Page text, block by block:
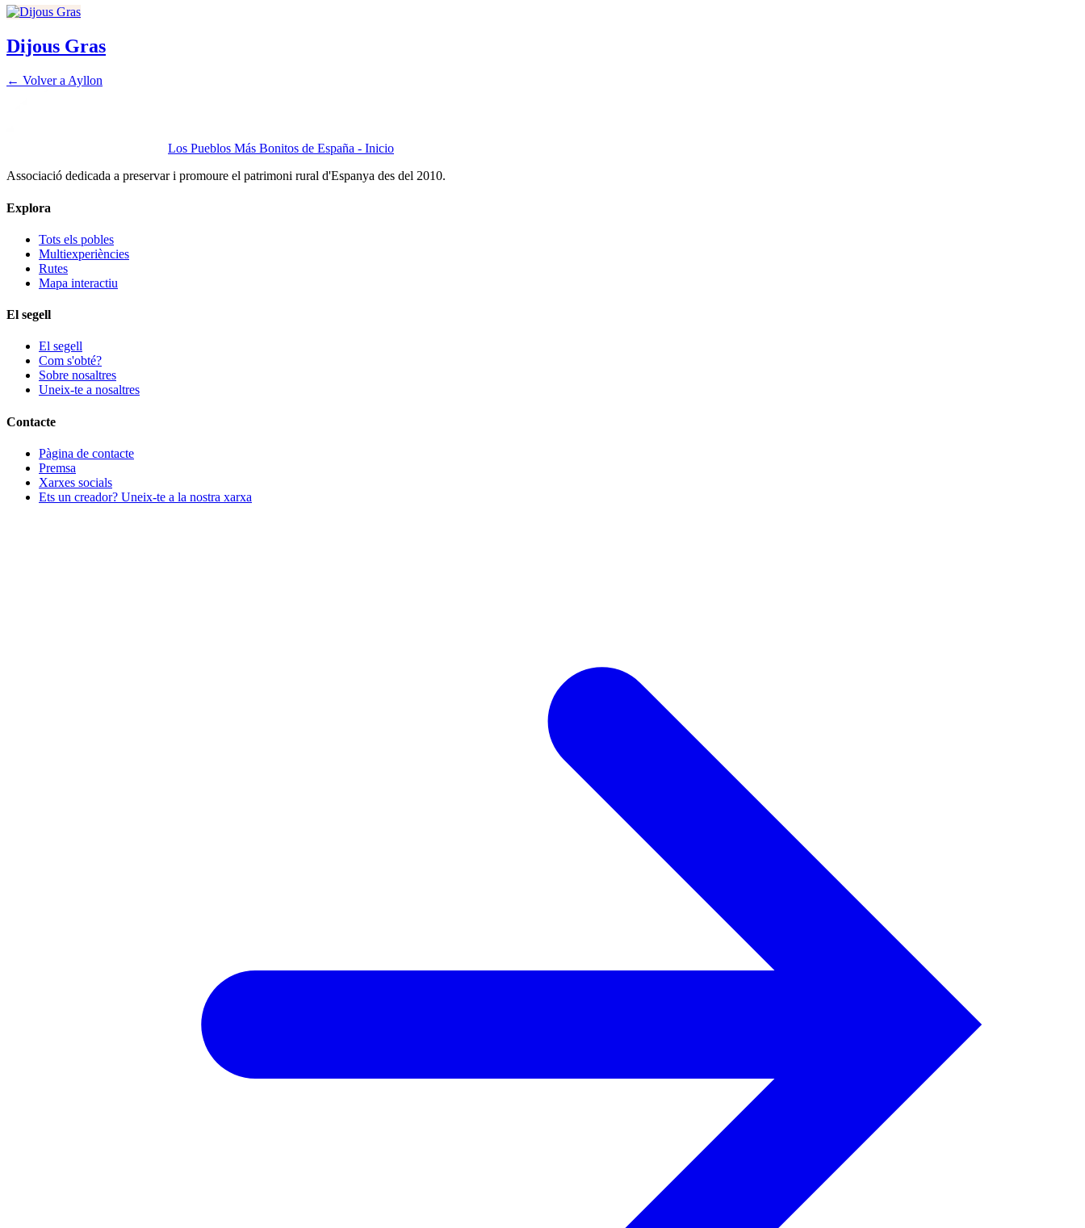
Dijous Gras
← Volver a Ayllon
Los Pueblos Más Bonitos de España - Inicio
Associació dedicada a preservar i promoure el patrimoni rural d'Espanya des del 2010.
Explora
Tots els pobles
Multiexperiències
Rutes
Mapa interactiu
El segell
El segell
Com s'obté?
Sobre nosaltres
Uneix-te a nosaltres
Contacte
Pàgina de contacte
Premsa
Xarxes socials
Ets un creador? Uneix-te a la nostra xarxa